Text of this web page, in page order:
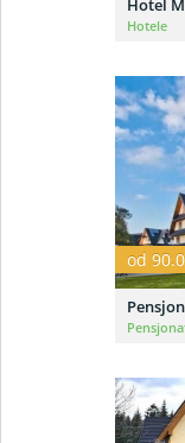
Hotel
Hotele
od